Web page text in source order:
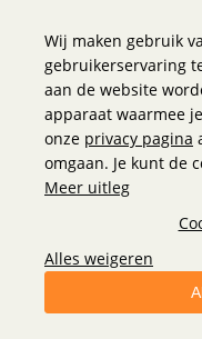
Wij maken gebruik
gebruikerservaring
aan de website
apparaat waarmee
onze privacy pagina
omgaan. Je kunt de
Meer uitleg
Alles weigeren